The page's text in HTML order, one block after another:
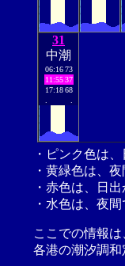
31
中潮
06:16 73
11:55 37
17:18 68
・ピンク色は
・黄緑色は、
・赤色は、日
・水色は、夜
ここでの情報
各港の潮汐調